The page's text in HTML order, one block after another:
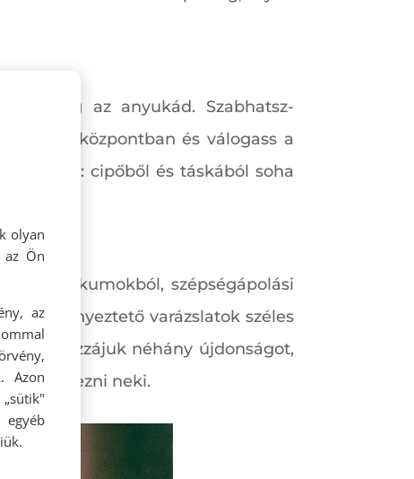
meg az anyukád. Szabhatsz-
az üzletközpontban és válogass a
ismeri: cipőből és táskából soha
szépségápolási
kényeztető varázslatok széles
hozzájuk néhány újdonságot,
szerezni neki.
olyan
az Ön
az
Azon